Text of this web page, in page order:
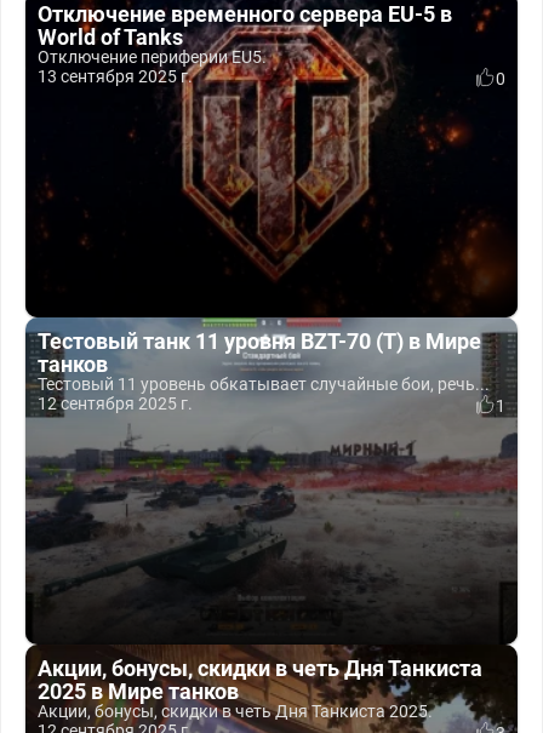
Отключение временного сервера EU-5 в
World of Tanks
Отключение периферии EU5.
13 сентября 2025 г.
0
Тестовый танк 11 уровня BZT-70 (Т) в Мире
танков
Тестовый 11 уровень обкатывает случайные бои, речь...
12 сентября 2025 г.
1
Акции, бонусы, скидки в четь Дня Танкиста
2025 в Мире танков
Акции, бонусы, скидки в четь Дня Танкиста 2025.